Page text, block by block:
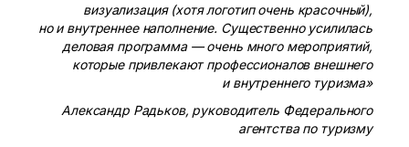
визуализация (хотя логотип очень красочный),
но и внутреннее наполнение. Существенно усилилась
деловая программа — очень много мероприятий,
которые привлекают профессионалов внешнего
и внутреннего туризма»
Александр Радьков, руководитель Федерального
агентства по туризму